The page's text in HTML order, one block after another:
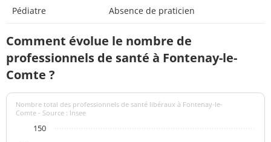
Pédiatre Absence de praticien
Comment évolue le nombre de
professionnels de santé à Fontenay-le-
Comte ?
Nombre total des professionnels de santé libéraux à Fontenay-le-
Comte - Source : Insee
150